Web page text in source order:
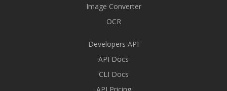
Image Converter
OCR
Developers API
API Docs
CLI Docs